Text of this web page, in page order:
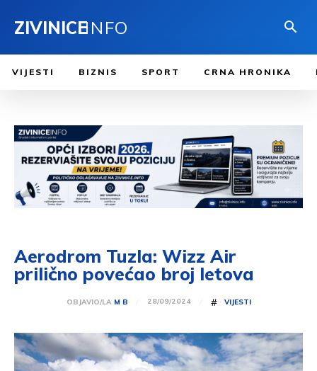
ZIVINICEINFO
VIJESTI BIZNIS SPORT CRNA HRONIKA
Aerodrom Tuzla: Wizz Air
prilično povećao broj letova
OBJAVIO/LA M B 28/09/2024 # VIJESTI